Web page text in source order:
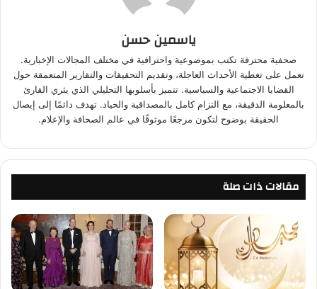
ياسمين حسن
صحفية محترفة تكتب بموضوعية واحترافية في مختلف المجالات الإخبارية.
تعمل على تغطية الأحداث العاجلة، وتقديم التحقيقات والتقارير المتعمقة حول
القضايا الاجتماعية والسياسية. تتميز بأسلوبها التحليلي الذي يثري القارئ
بالمعلومة الدقيقة، مع التزام كامل بالمصداقية والحياد. تهدف دائمًا إلى إيصال
الحقيقة بوضوح لتكون مرجعًا موثوقًا في عالم الصحافة والإعلام.
مقالات ذات صلة